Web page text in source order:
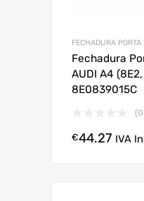
FECHADURA PORTA
Fechadura
AUDI A4
8E0839015C
€44.27 IVA